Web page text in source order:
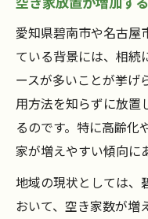
空き家の倒
相談窓口を
相続後の空き家
相続した空
空き家活用
空き家売却や
グループホ
術
愛知県碧南市や名古屋
ている背景には、相続
ースが多いことが挙げ
用方法を知らずに放置
るのです。特に高齢化
家が増えやすい傾向に
地域の現状としては、
おいて、空き家数が増